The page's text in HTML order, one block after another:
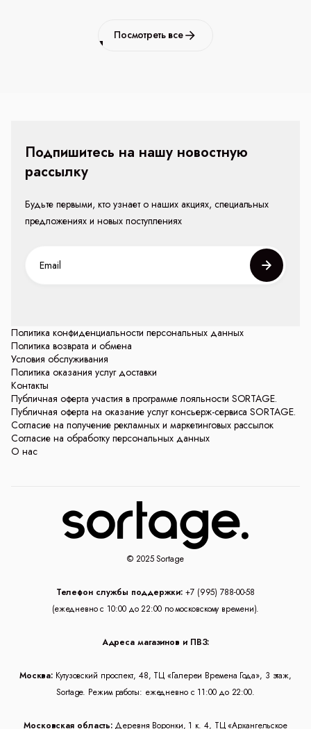
Посмотреть все
Политика конфиденциальности персональных данных
Политика возврата и обмена
Условия обслуживания
Политика оказания услуг доставки
Контакты
Публичная оферта участия в программе лояльности SORTAGE.
Публичная оферта на оказание услуг консьерж-сервиса SORTAGE.
Согласие на получение рекламных и маркетинговых рассылок
Согласие на обработку персональных данных
О нас
Подпишитесь на нашу новостную
рассылку
Будьте первыми, кто узнает о наших акциях, специальных
предложениях и новых поступлениях
© 2025 Sortage
Телефон службы поддержки: +7 (995) 788-00-58
(ежедневно с 10:00 до 22:00 по московскому времени).
Адреса магазинов и ПВЗ:
Москва: Кутузовский проспект, 48, ТЦ «Галереи Времена Года», 3 этаж,
Sortage. Режим работы: ежедневно с 11:00 до 22:00.
Московская область: Деревня Воронки, 1 к. 4, ТЦ «Архангельское